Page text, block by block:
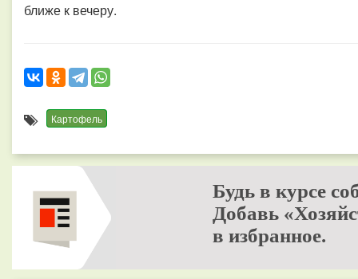
ближе к вечеру.
Картофель
Будь в курсе
Добавь
в избранное.